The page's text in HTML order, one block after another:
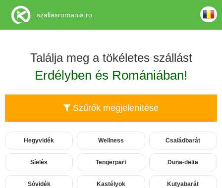
Találja meg a tökéletes szállást
Erdélyben és Romániában!
Szűrők megjelenítése
Hegyvidék Wellness Családbarát
Síelés Tengerpart Duna-delta
Sóvidék Kastélyok Kutyabarát
szallasromania.ro